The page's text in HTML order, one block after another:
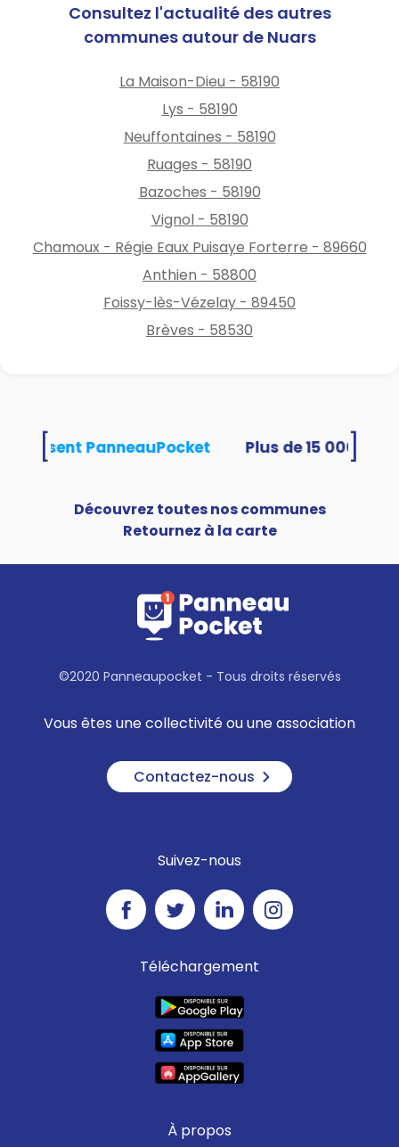
Consultez l'actualité des autres
communes autour de Nuars
La Maison-Dieu - 58190
Lys - 58190
Neuffontaines - 58190
Ruages - 58190
Bazoches - 58190
Vignol - 58190
Chamoux - Régie Eaux Puisaye Forterre - 89660
Anthien - 58800
Foissy-lès-Vézelay - 89450
Brèves - 58530
utilisent PanneauPocket
Découvrez toutes nos communes
Retournez à la carte
©2020 Panneaupocket - Tous droits réservés
Vous êtes une collectivité ou une association
Contactez-nous
Suivez-nous
Téléchargement
À propos